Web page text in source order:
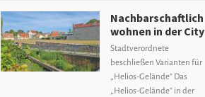
Nachbarschaftlich
wohnen in der City
Stadtverordnete
beschließen Varianten für
„Helios-Gelände“ Das
„Helios-Gelände“ in der